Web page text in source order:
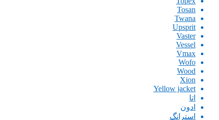
Tosan
Twana
Upsprit
Vaster
Vessel
Vmax
Wofo
Wood
Xion
Yellow jacket
اتا
ادون
استرانگ